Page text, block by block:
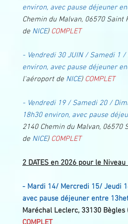
environ, avec pause déjeuner
Chemin du Malvan, 06570
de NICE) COMPLET
- Vendredi 30 JUIN / Samedi 1 /
environ, avec pause déjeuner
l'aéroport de NICE) COMPLET
- Vendredi 19 / Samedi 20 /
18h30 environ, avec pause
2140 Chemin du Malvan, 06570
de NICE) COMPLET
2 DATES en 2026 pour le Niveau
- Mardi 14/ Mercredi 15/ Jeudi
avec pause déjeuner entre
Maréchal Leclerc, 33130